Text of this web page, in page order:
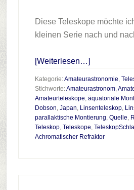
Diese Teleskope möchte
kleinen Serie nach und
[Weiterlesen…]Infos
Plugin
Teil
7
Kategorie:Amateurastronomie,
Stichworte:Amateurastronom,
Amateurteleskope, äquatoriale
Dobson, Japan, Linsenteleskop,
parallaktische Montierung, Quelle,
Teleskop, Teleskope,
Achromatischer Refraktor